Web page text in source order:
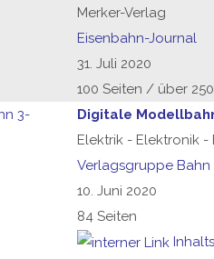
Merker-Verlag
Eisenbahn-Journal
31. Juli 2020
100 Seiten / über
Digitale
Elektrik - Elektronik
Verlagsgruppe Bahn
10. Juni 2020
84 Seiten